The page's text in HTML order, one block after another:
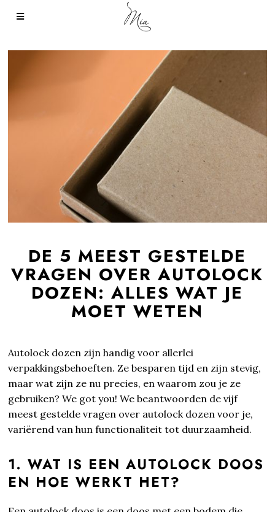
DE 5 MEEST GESTELDE
VRAGEN OVER AUTOLOCK
DOZEN: ALLES WAT JE
MOET WETEN
Autolock dozen zijn handig voor allerlei
verpakkingsbehoeften. Ze besparen tijd en zijn stevig,
maar wat zijn ze nu precies, en waarom zou je ze
gebruiken? We got you! We beantwoorden de vijf
meest gestelde vragen over autolock dozen voor je,
variërend van hun functionaliteit tot duurzaamheid.
1. WAT IS EEN AUTOLOCK DOOS
EN HOE WERKT HET?